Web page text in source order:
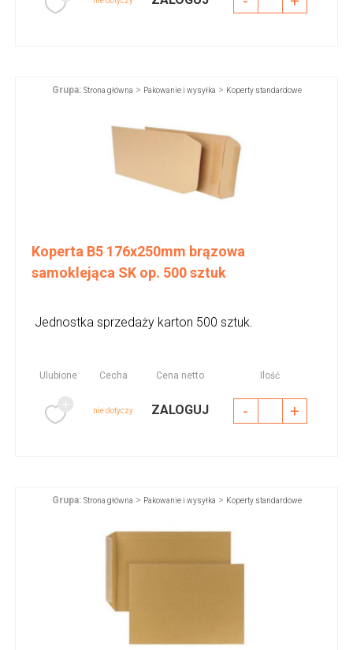
Grupa: Strona główna > Pakowanie i wysyłka > Koperty standardowe
Koperta B5 176x250mm brązowa
samoklejąca SK op. 500 sztuk
Jednostka sprzedaży karton 500 sztuk.
Ulubione Cecha Cena netto Ilość
nie dotyczy ZALOGUJ - +
Grupa: Strona główna > Pakowanie i wysyłka > Koperty standardowe